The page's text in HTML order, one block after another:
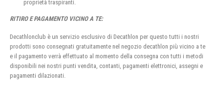
proprietà traspiranti.
RITIRO E PAGAMENTO VICINO A TE:
Decathlonclub è un servizio esclusivo di Decathlon per questo tutti i nostri
prodotti sono consegnati gratuitamente nel negozio decathlon più vicino a te
e il pagamento verrà effettuato al momento della consegna con tutti i metodi
disponibili nei nostri punti vendita, contanti, pagamenti elettronici, assegni e
pagamenti dilazionati.